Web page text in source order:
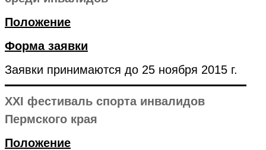
Положение
Форма заявки
Заявки принимаются до 25 ноября 2015 г.
XXI фестиваль спорта инвалидов
Пермского края
Положение